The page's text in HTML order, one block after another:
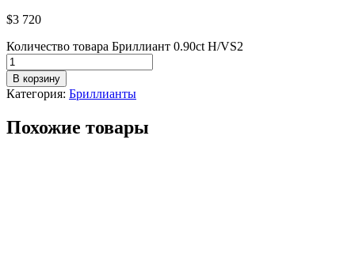
$3 720
Количество товара Бриллиант 0.90ct H/VS2
В корзину
Категория: Бриллианты
Похожие товары